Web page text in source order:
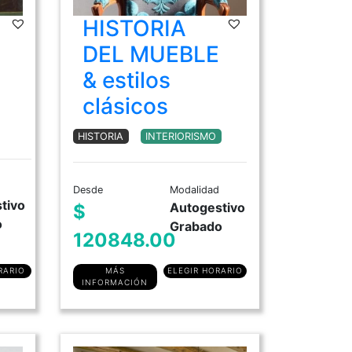
DIPLOMATURA en Historia del Arte
Moda Histórica Argentina
Historia del Mueble & Estilos Clásicos
Historia del Mueble Moderno y
HISTORIA
DEL MUEBLE
& estilos
clásicos
HISTORIA INTERIORISMO
Desde
$
120848.00
Modalidad
Autogestivo
Grabado
MÁS
INFORMACIÓN
ELEGIR HORARIO